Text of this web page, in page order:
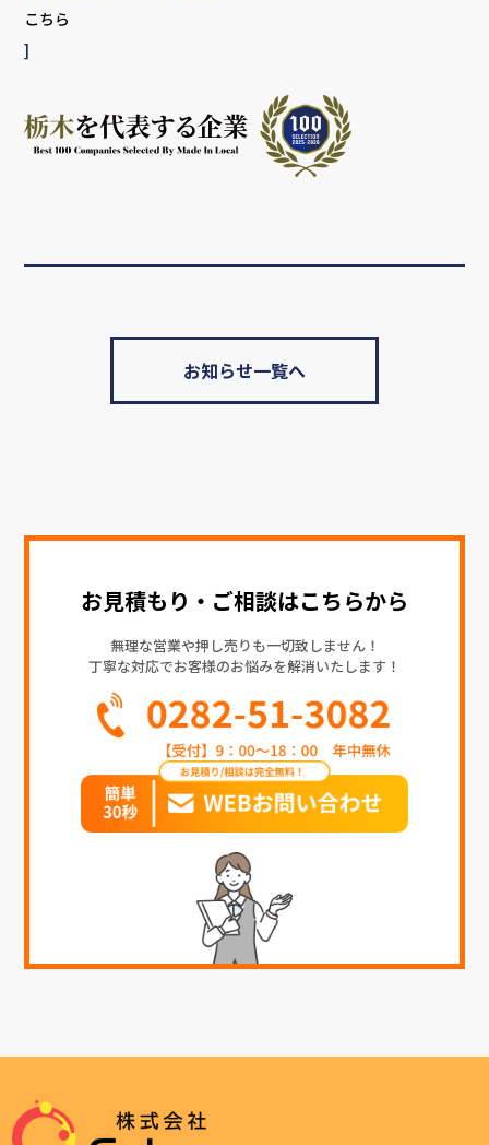
こちら
]
お知らせ一覧へ
お見積もり・ご相談はこちらから
無理な営業や押し売りも一切致しません！
丁寧な対応でお客様のお悩みを解消いたします！